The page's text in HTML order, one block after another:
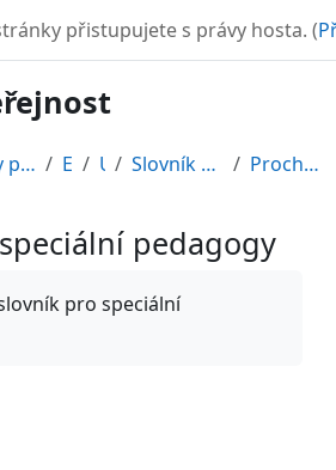
přistupujete s právy hosta. (
Kurzy připravené v rámci ESF EDU-V Úvod Slovník pro speciální pedagogy Procházet podle abecedy
pedagogy
pro speciální